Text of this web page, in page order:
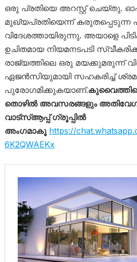
ഒരു പ്രതിയെ അറസ്റ്റ് ചെയ്തു.
മുഖ്യപ്രതിയെന്ന് കരുതപ്പെടുന്ന
വിദേശത്തായിരുന്നു. അയാളെ
ഉചിതമായ നിയമനടപടി
രാജ്യത്തിലെ ഒരു മയക്കുമരുന്ന്
ഏജൻസിയുമായി സഹകരിച്ച്
പുരോഗമിക്കുകയാണ്.
തൊഴിൽ അവസരങ്ങളും
വാട്സ്ആപ്പ് ഗ്രൂപ്പിൽ
അംഗമാകൂ https://
6K2QWAEKx